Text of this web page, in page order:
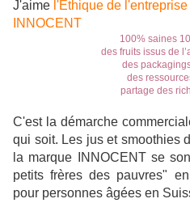
J'aime l'Ethique de
INNOCENT
100% saines
des fruits issus de
des
des
partage des
C'est la démarche
qui soit. Les jus et smoothies
la marque INNOCENT se
petits frères des pauvres"
pour personnes âgées en